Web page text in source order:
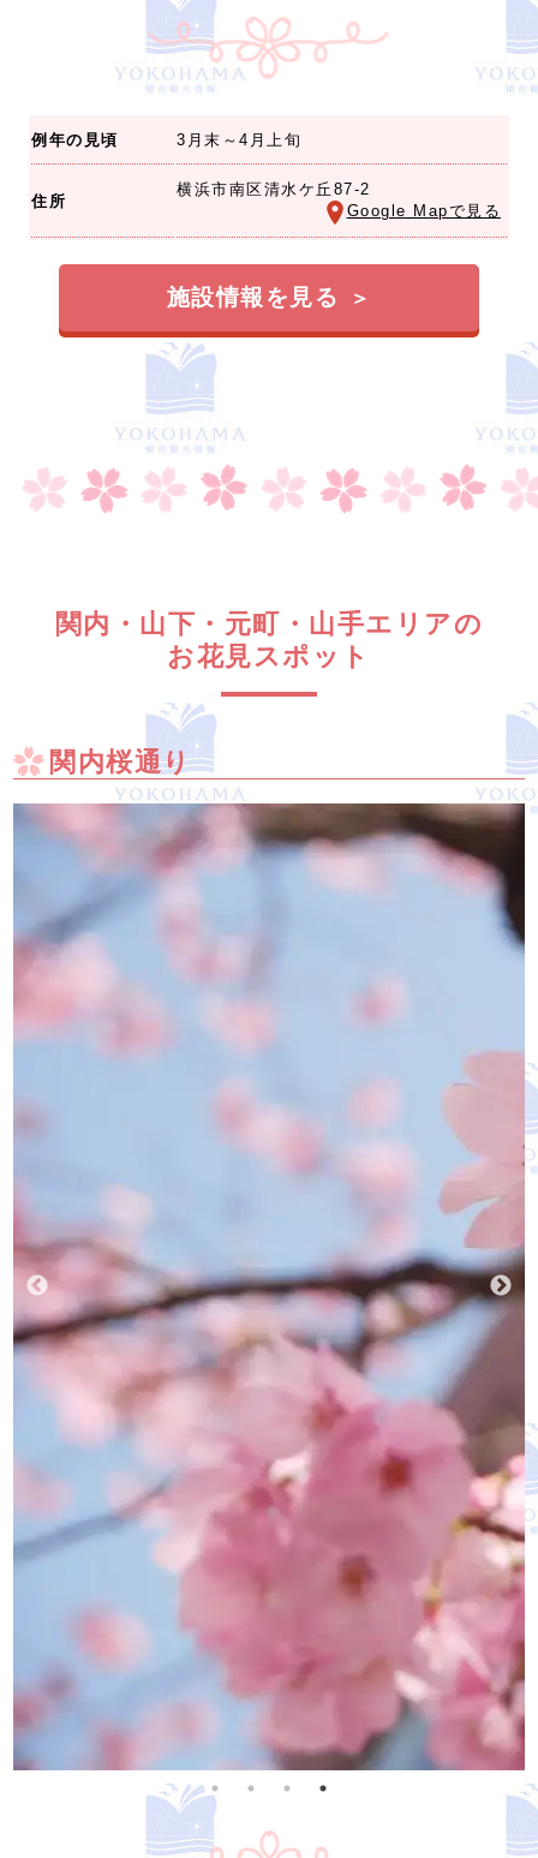
例年の見頃 3月末～4月上旬
住所
横浜市南区清水ケ丘87-2
Google Mapで見る
施設情報を見る
関内・山下・元町・山手エリアの
お花見スポット
関内桜通り